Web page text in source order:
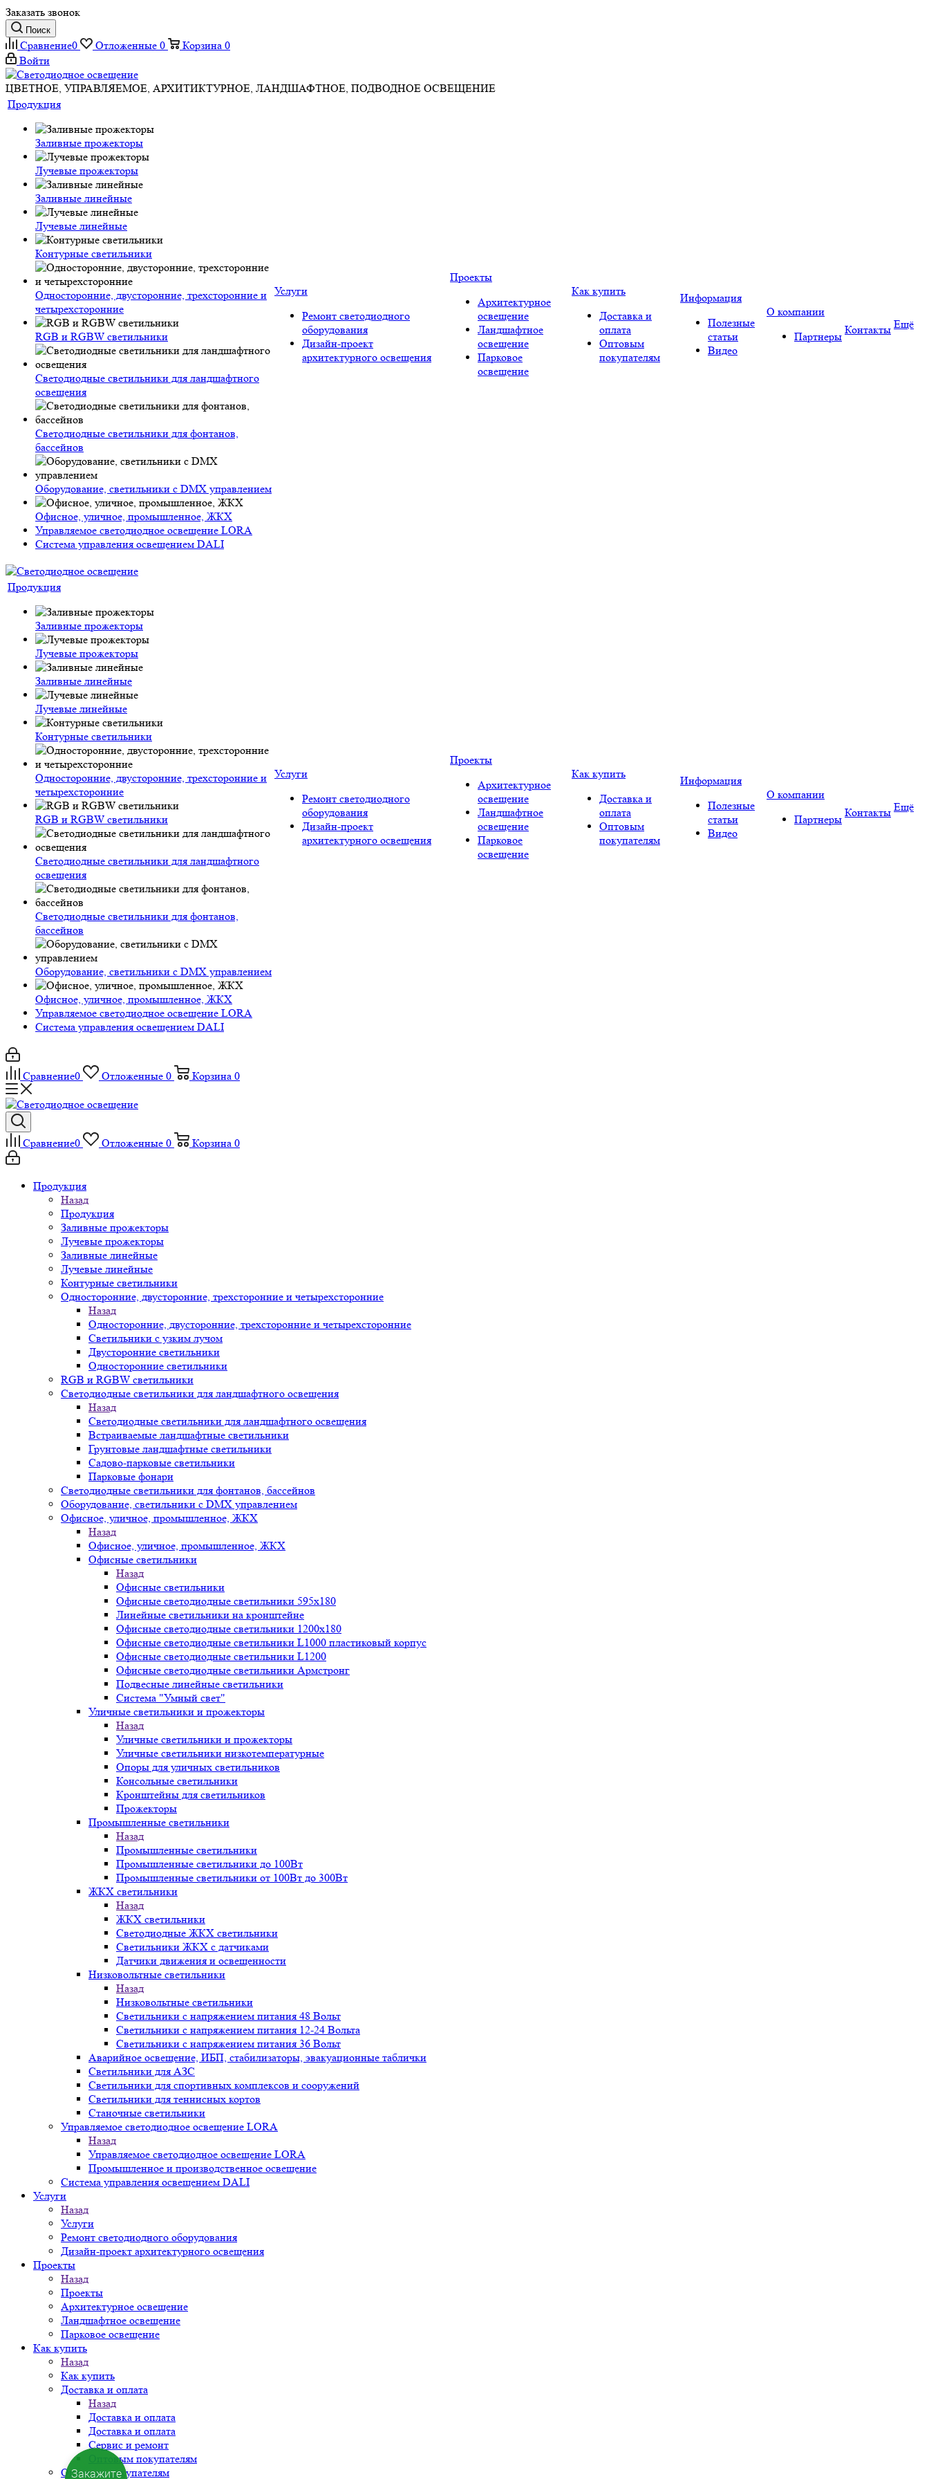
Заказать звонок
Поиск
Сравнение0 Отложенные 0 Корзина 0
Войти
ЦВЕТНОЕ, УПРАВЛЯЕМОЕ, АРХИТИКТУРНОЕ, ЛАНДШАФТНОЕ, ПОДВОДНОЕ ОСВЕЩЕНИЕ
Продукция
Заливные прожекторы
Лучевые прожекторы
Заливные линейные
Лучевые линейные
Контурные светильники
Односторонние, двусторонние, трехсторонние и
четырехсторонние
RGB и RGBW светильники
Светодиодные светильники для ландшафтного
освещения
Светодиодные светильники для фонтанов,
бассейнов
Оборудование, светильники с DMX управлением
Офисное, уличное, промышленное, ЖКХ
Управляемое светодиодное освещение LORA
Система управления освещением DALI
Услуги
Ремонт светодиодного
оборудования
Дизайн-проект
архитектурного освещения
Проекты
Архитектурное
освещение
Ландшафтное
освещение
Парковое
освещение
Как купить
Доставка и
оплата
Оптовым
покупателям
Информация
Полезные
статьи
Видео
О компании
Партнеры
Контакты Ещё
Продукция
Заливные прожекторы
Лучевые прожекторы
Заливные линейные
Лучевые линейные
Контурные светильники
Односторонние, двусторонние, трехсторонние и
четырехсторонние
RGB и RGBW светильники
Светодиодные светильники для ландшафтного
освещения
Светодиодные светильники для фонтанов,
бассейнов
Оборудование, светильники с DMX управлением
Офисное, уличное, промышленное, ЖКХ
Управляемое светодиодное освещение LORA
Система управления освещением DALI
Услуги
Ремонт светодиодного
оборудования
Дизайн-проект
архитектурного освещения
Проекты
Архитектурное
освещение
Ландшафтное
освещение
Парковое
освещение
Как купить
Доставка и
оплата
Оптовым
покупателям
Информация
Полезные
статьи
Видео
О компании
Партнеры
Контакты Ещё
Сравнение0 Отложенные 0 Корзина 0
Сравнение0 Отложенные 0 Корзина 0
Продукция
Назад
Продукция
Заливные прожекторы
Лучевые прожекторы
Заливные линейные
Лучевые линейные
Контурные светильники
Односторонние, двусторонние, трехсторонние и четырехсторонние
Назад
Односторонние, двусторонние, трехсторонние и четырехсторонние
Светильники с узким лучом
Двусторонние светильники
Односторонние светильники
RGB и RGBW светильники
Светодиодные светильники для ландшафтного освещения
Назад
Светодиодные светильники для ландшафтного освещения
Встраиваемые ландшафтные светильники
Грунтовые ландшафтные светильники
Садово-парковые светильники
Парковые фонари
Светодиодные светильники для фонтанов, бассейнов
Оборудование, светильники с DMX управлением
Офисное, уличное, промышленное, ЖКХ
Назад
Офисное, уличное, промышленное, ЖКХ
Офисные светильники
Назад
Офисные светильники
Офисные светодиодные светильники 595х180
Линейные светильники на кронштейне
Офисные светодиодные светильники 1200x180
Офисные светодиодные светильники L1000 пластиковый корпус
Офисные светодиодные светильники L1200
Офисные светодиодные светильники Армстронг
Подвесные линейные светильники
Система "Умный свет"
Уличные светильники и прожекторы
Назад
Уличные светильники и прожекторы
Уличные светильники низкотемпературные
Опоры для уличных светильников
Консольные светильники
Кронштейны для светильников
Прожекторы
Промышленные светильники
Назад
Промышленные светильники
Промышленные светильники до 100Вт
Промышленные светильники от 100Вт до 300Вт
ЖКХ светильники
Назад
ЖКХ светильники
Светодиодные ЖКХ светильники
Светильники ЖКХ с датчиками
Датчики движения и освещенности
Низковольтные светильники
Назад
Низковольтные светильники
Светильники с напряжением питания 48 Вольт
Светильники с напряжением питания 12-24 Вольта
Светильники с напряжением питания 36 Вольт
Аварийное освещение, ИБП, стабилизаторы, эвакуационные таблички
Светильники для АЗС
Светильники для спортивных комплексов и сооружений
Светильники для теннисных кортов
Станочные светильники
Управляемое светодиодное освещение LORA
Назад
Управляемое светодиодное освещение LORA
Промышленное и производственное освещение
Система управления освещением DALI
Услуги
Назад
Услуги
Ремонт светодиодного оборудования
Дизайн-проект архитектурного освещения
Проекты
Назад
Проекты
Архитектурное освещение
Ландшафтное освещение
Парковое освещение
Как купить
Назад
Как купить
Доставка и оплата
Назад
Доставка и оплата
Доставка и оплата
Сервис и ремонт
Оптовым покупателям
Оптовым покупателям
Закажите